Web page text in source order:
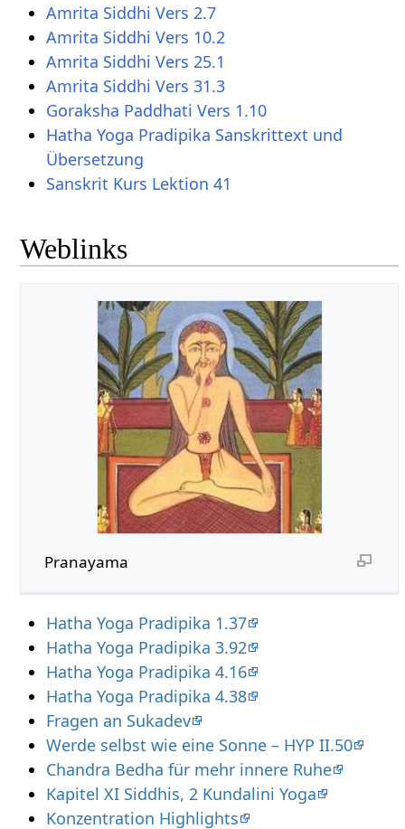
Amrita Siddhi Vers 2.7
Amrita Siddhi Vers 10.2
Amrita Siddhi Vers 25.1
Amrita Siddhi Vers 31.3
Goraksha Paddhati Vers 1.10
Hatha Yoga Pradipika Sanskrittext und
Übersetzung
Sanskrit Kurs Lektion 41
Weblinks
Pranayama
Hatha Yoga Pradipika 1.37
Hatha Yoga Pradipika 3.92
Hatha Yoga Pradipika 4.16
Hatha Yoga Pradipika 4.38
Fragen an Sukadev
Werde selbst wie eine Sonne – HYP II.50
Chandra Bedha für mehr innere Ruhe
Kapitel XI Siddhis, 2 Kundalini Yoga
Konzentration Highlights